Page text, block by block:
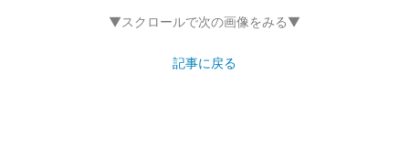
▼スクロールで次の画像をみる▼
記事に戻る